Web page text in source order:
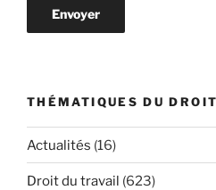
THÉMATIQUES DU
Actualités (16)
Droit du travail (623)